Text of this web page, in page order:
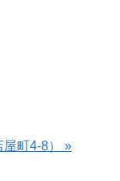
屋町4-8） »